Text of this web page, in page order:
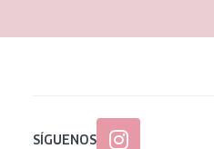
Todas las edades
SÍGUENOS